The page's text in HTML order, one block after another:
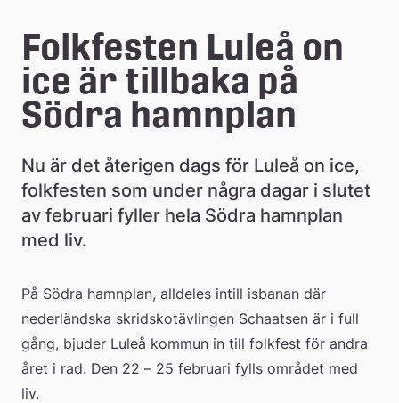
å
k
o
m
m
u
n
Folkfesten Luleå on
ice är tillbaka på
Södra hamnplan
Nu är det återigen dags för Luleå on ice,
folkfesten som under några dagar i slutet
av februari fyller hela Södra hamnplan
med liv.
På Södra hamnplan, alldeles intill isbanan där
nederländska skridskotävlingen Schaatsen är i full
gång, bjuder Luleå kommun in till folkfest för andra
året i rad. Den 22 – 25 februari fylls området med
liv.